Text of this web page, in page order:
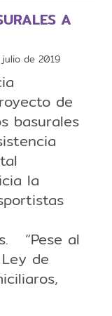
A
de 2019
de
basurales
la
“Pese al
de